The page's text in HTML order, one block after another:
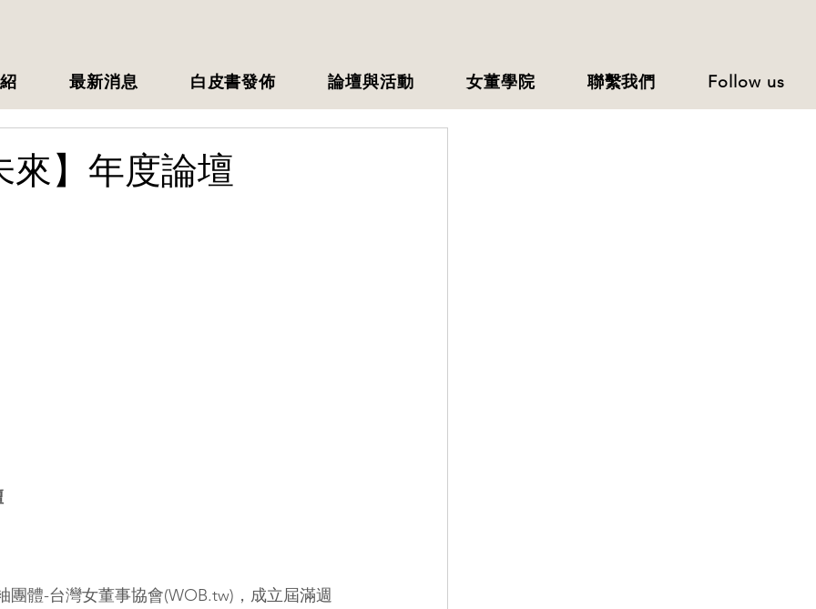
最新消息 白皮書發佈 論壇與活動 女董學院 聯繫我們 Follow us
來】年度論壇
體-台灣女董事協會(WOB.tw)，成立屆滿週